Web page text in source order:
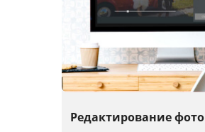
Редактирование фото